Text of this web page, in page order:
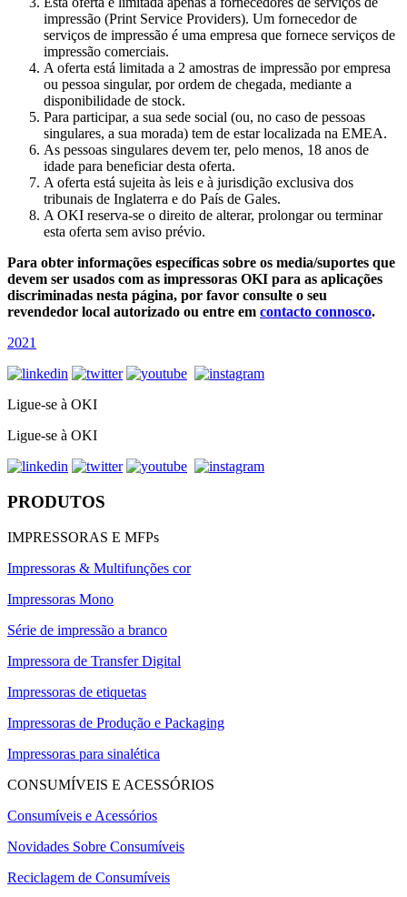
impressão (Print Service Providers). Um fornecedor de
serviços de impressão é uma empresa que fornece serviços de
impressão comerciais.
A oferta está limitada a 2 amostras de impressão por empresa
ou pessoa singular, por ordem de chegada, mediante a
disponibilidade de stock.
Para participar, a sua sede social (ou, no caso de pessoas
singulares, a sua morada) tem de estar localizada na EMEA.
As pessoas singulares devem ter, pelo menos, 18 anos de
idade para beneficiar desta oferta.
A oferta está sujeita às leis e à jurisdição exclusiva dos
tribunais de Inglaterra e do País de Gales.
A OKI reserva-se o direito de alterar, prolongar ou terminar
esta oferta sem aviso prévio.
Para obter informações específicas sobre os media/suportes que
devem ser usados com as impressoras OKI para as aplicações
discriminadas nesta página, por favor consulte o seu
revendedor local autorizado ou entre em contacto connosco.
2021
Ligue-se à OKI
Ligue-se à OKI
PRODUTOS
IMPRESSORAS E MFPs
Impressoras & Multifunções cor
Impressoras Mono
Série de impressão a branco
Impressora de Transfer Digital
Impressoras de etiquetas
Impressoras de Produção e Packaging
Impressoras para sinalética
CONSUMÍVEIS E ACESSÓRIOS
Consumíveis e Acessórios
Novidades Sobre Consumíveis
Reciclagem de Consumíveis